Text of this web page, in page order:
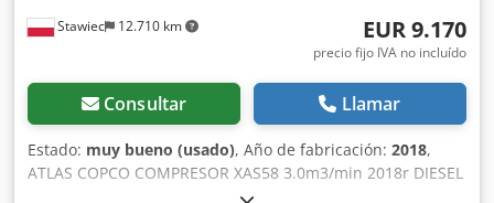
Stawiec 12.710 km EUR 9.170
precio fijo IVA no incluído
Consultar Llamar
Estado: muy bueno (usado), Año de fabricación: 2018,
ATLAS COPCO COMPRESOR XAS58 3.0m3/min 2018r DIESEL
compresor ATLAS COPCO XAS 58 máquina después del